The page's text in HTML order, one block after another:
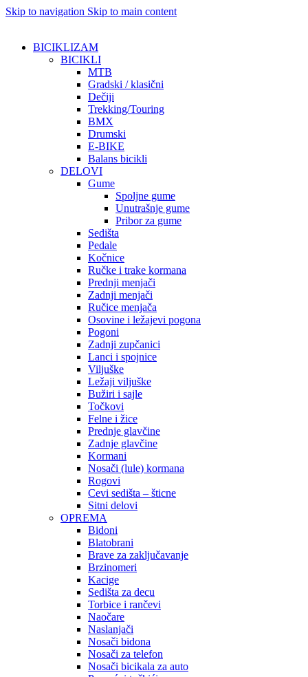
Skip to navigation Skip to main content
BICIKLIZAM
BICIKLI
MTB
Gradski / klasični
Dečiji
Trekking/Touring
BMX
Drumski
E-BIKE
Balans bicikli
DELOVI
Gume
Spoljne gume
Unutrašnje gume
Pribor za gume
Sedišta
Pedale
Kočnice
Ručke i trake kormana
Prednji menjači
Zadnji menjači
Ručice menjača
Osovine i ležajevi pogona
Pogoni
Zadnji zupčanici
Lanci i spojnice
Viljuške
Ležaji viljuške
Bužiri i sajle
Točkovi
Felne i žice
Prednje glavčine
Zadnje glavčine
Kormani
Nosači (lule) kormana
Rogovi
Cevi sedišta – šticne
Sitni delovi
OPREMA
Bidoni
Blatobrani
Brave za zaključavanje
Brzinomeri
Kacige
Sedišta za decu
Torbice i rančevi
Naočare
Naslanjači
Nosači bidona
Nosači za telefon
Nosači bicikala za auto